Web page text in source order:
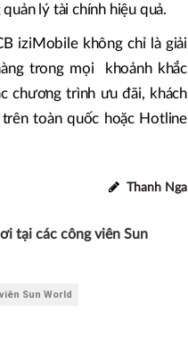
lý tài chính hiệu quả.
iziMobile không chỉ là giải
trong mọi khoảnh khắc
chương trình ưu đãi, khách
toàn quốc hoặc Hotline
Thanh Nga
tại các công viên Sun
Sun World